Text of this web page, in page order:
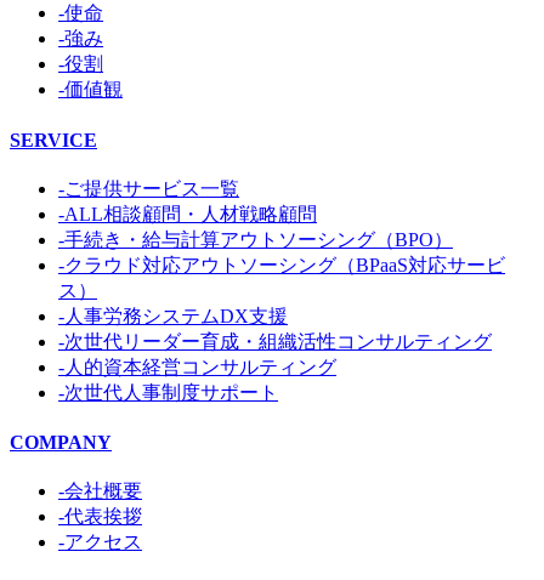
-使命
-強み
-役割
-価値観
SERVICE
-ご提供サービス一覧
-ALL相談顧問・人材戦略顧問
-手続き・給与計算アウトソーシング（BPO）
-クラウド対応アウトソーシング（BPaaS対応サービ
ス）
-人事労務システムDX支援
-次世代リーダー育成・組織活性コンサルティング
-人的資本経営コンサルティング
-次世代人事制度サポート
COMPANY
-会社概要
-代表挨拶
-アクセス